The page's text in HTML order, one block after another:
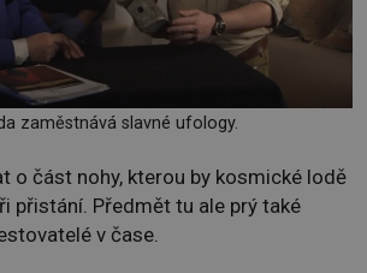
zaměstnává slavné ufology.
o část nohy, kterou by kosmické lodě
přistání. Předmět tu ale prý také
v čase.